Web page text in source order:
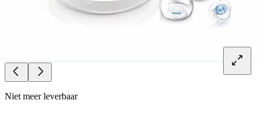
Niet meer leverbaar